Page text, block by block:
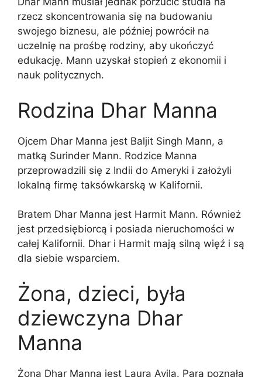
rzecz skoncentrowania się na budowaniu
swojego biznesu, ale później powrócił na
uczelnię na prośbę rodziny, aby ukończyć
edukację. Mann uzyskał stopień z ekonomii i
nauk politycznych.
Rodzina Dhar Manna
Ojcem Dhar Manna jest Baljit Singh Mann, a
matką Surinder Mann. Rodzice Manna
przeprowadzili się z Indii do Ameryki i założyli
lokalną firmę taksówkarską w Kalifornii.
Bratem Dhar Manna jest Harmit Mann. Również
jest przedsiębiorcą i posiada nieruchomości w
całej Kalifornii. Dhar i Harmit mają silną więź i są
dla siebie wsparciem.
Żona, dzieci, była
dziewczyna Dhar
Manna
Żoną Dhar Manna jest Laura Avila. Para poznała